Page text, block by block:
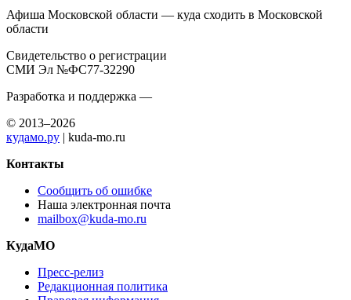
Афиша Московской области — куда сходить в Московской
области
Свидетельство о регистрации
СМИ Эл №ФС77-32290
Разработка и поддержка —
© 2013–2026
кудамо.ру | kuda-mo.ru
Контакты
Сообщить об ошибке
Наша электронная почта
mailbox@kuda-mo.ru
КудаМО
Пресс-релиз
Редакционная политика